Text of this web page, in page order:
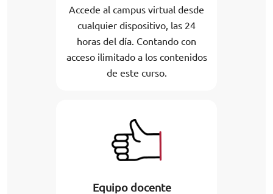
Accede al campus virtual desde
cualquier dispositivo, las 24
horas del día. Contando con
acceso ilimitado a los contenidos
de este curso.
Equipo docente